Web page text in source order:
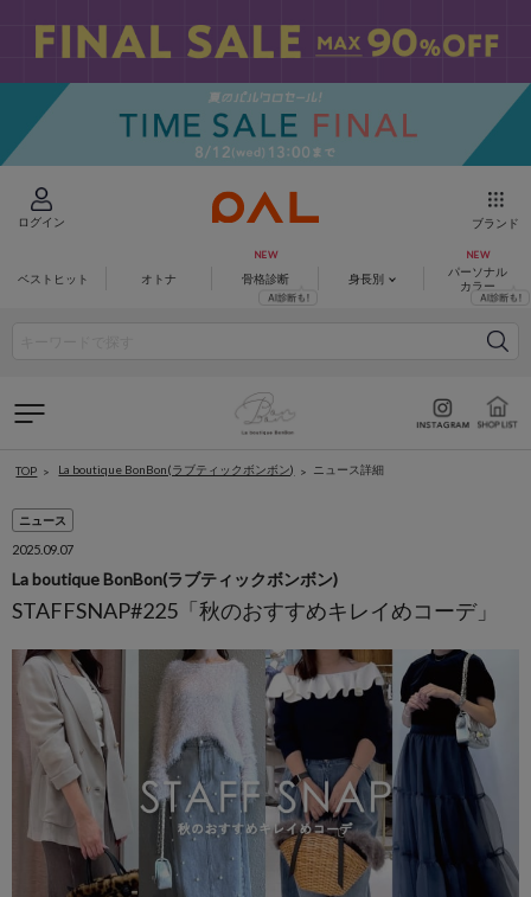
ログイン ブランド
ベストヒット オトナ 骨格診断 身長別
パーソナル
カラー
TOP La boutique BonBon(ラブティックボンボン) ニュース詳細
ニュース
2025.09.07
La boutique BonBon(ラブティックボンボン)
STAFFSNAP#225「秋のおすすめキレイめコーデ」